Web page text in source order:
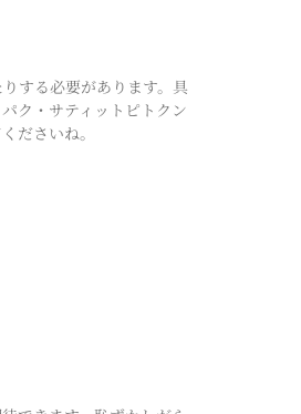
する必要があります。具
ク・サティットピトクン
ださいね。